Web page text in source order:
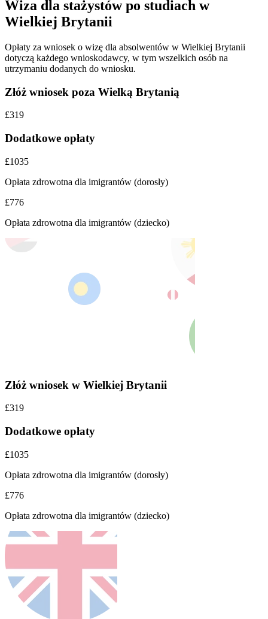
Wiza dla stażystów po studiach w
Wielkiej Brytanii
Opłaty za wniosek o wizę dla absolwentów w Wielkiej Brytanii
dotyczą każdego wnioskodawcy, w tym wszelkich osób na
utrzymaniu dodanych do wniosku.
Złóż wniosek poza Wielką Brytanią
£319
Dodatkowe opłaty
£1035
Opłata zdrowotna dla imigrantów (dorosły)
£776
Opłata zdrowotna dla imigrantów (dziecko)
Złóż wniosek w Wielkiej Brytanii
£319
Dodatkowe opłaty
£1035
Opłata zdrowotna dla imigrantów (dorosły)
£776
Opłata zdrowotna dla imigrantów (dziecko)